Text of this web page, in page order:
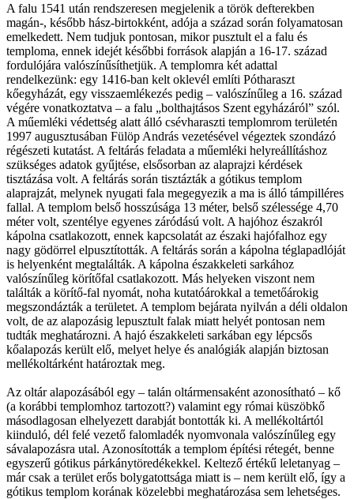
A falu 1541 után rendszeresen megjelenik a török defterekben
magán-, később hász-birtokként, adója a század során folyamatosan
emelkedett. Nem tudjuk pontosan, mikor pusztult el a falu és
temploma, ennek idejét későbbi források alapján a 16-17. század
fordulójára valószínűsíthetjük. A templomra két adattal
rendelkezünk: egy 1416-ban kelt oklevél említi Pótharaszt
kőegyházát, egy visszaemlékezés pedig – valószínűleg a 16. század
végére vonatkoztatva – a falu „bolthajtásos Szent egyházáról” szól.
A műemléki védettség alatt álló csévharaszti templomrom területén
1997 augusztusában Fülöp András vezetésével végeztek szondázó
régészeti kutatást. A feltárás feladata a műemléki helyreállításhoz
szükséges adatok gyűjtése, elsősorban az alaprajzi kérdések
tisztázása volt. A feltárás során tisztázták a gótikus templom
alaprajzát, melynek nyugati fala megegyezik a ma is álló támpilléres
fallal. A templom belső hosszúsága 13 méter, belső szélessége 4,70
méter volt, szentélye egyenes záródású volt. A hajóhoz északról
kápolna csatlakozott, ennek kapcsolatát az északi hajófalhoz egy
nagy gödörrel elpusztították. A feltárás során a kápolna téglapadlóját
is helyenként megtalálták. A kápolna északkeleti sarkához
valószínűleg körítőfal csatlakozott. Más helyeken viszont nem
találták a körítő-fal nyomát, noha kutatóárokkal a temetőárokig
megszondázták a területet. A templom bejárata nyilván a déli oldalon
volt, de az alapozásig lepusztult falak miatt helyét pontosan nem
tudták meghatározni. A hajó északkeleti sarkában egy lépcsős
kőalapozás került elő, melyet helye és analógiák alapján biztosan
mellékoltárként határoztak meg.
Az oltár alapozásából egy – talán oltármensaként azonosítható – kő
(a korábbi templomhoz tartozott?) valamint egy római küszöbkő
másodlagosan elhelyezett darabját bontották ki. A mellékoltártól
kiinduló, dél felé vezető falomladék nyomvonala valószínűleg egy
sávalapozásra utal. Azonosították a templom építési rétegét, benne
egyszerű gótikus párkánytöredékekkel. Keltező értékű leletanyag –
már csak a terület erős bolygatottsága miatt is – nem került elő, így a
gótikus templom korának közelebbi meghatározása sem lehetséges.